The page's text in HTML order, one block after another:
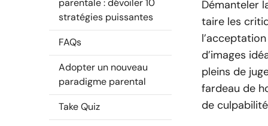
parentale : dévoiler 10
stratégies puissantes
FAQs
Adopter un nouveau
paradigme parental
Take Quiz
Démanteler
taire les
d’images
pleins de
fardeau de
de